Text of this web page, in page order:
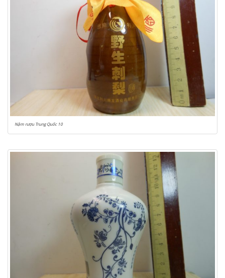
Nậm rượu Trung Quốc 10